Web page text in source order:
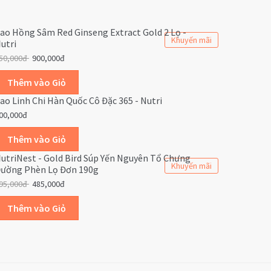
Khuyến mãi
Hồng Sâm Red Ginseng Extract Gold 2 Lọ -
900,000đ
Linh Chi Hàn Quốc Cô Đặc 365 - Nutri
Khuyến mãi
- Gold Bird Súp Yến Nguyên Tổ Chưng
Phèn Lọ Đơn 190g
485,000đ